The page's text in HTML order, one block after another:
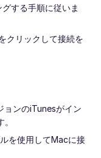
する手順に従いま
クリックして接続を
ョンのiTunesがイン
を使用してMacに接